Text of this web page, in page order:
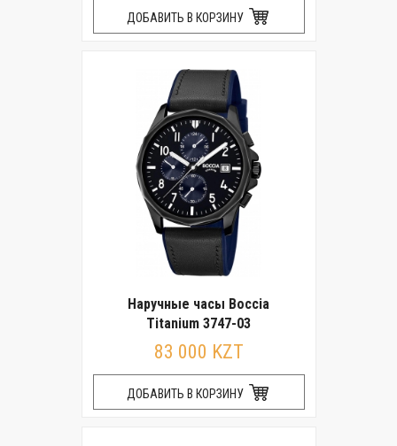
ДОБАВИТЬ В КОРЗИНУ
Наручные часы Boccia
Titanium 3747-03
83 000 KZT
ДОБАВИТЬ В КОРЗИНУ